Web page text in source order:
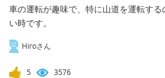
車の運転が趣味で、特に山道を運転す
い時です。
Hiroさん
5 3576